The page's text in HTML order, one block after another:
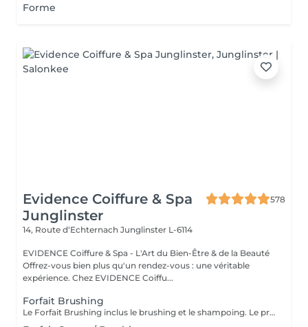
Forme
Evidence Coiffure & Spa
Junglinster
578
14, Route d‘Echternach Junglinster L-6114
EVIDENCE Coiffure & Spa - L'Art du Bien-Être & de la Beauté
Offrez-vous bien plus qu'un rendez-vous : une véritable
expérience. Chez EVIDENCE Coiffu...
Forfait Brushing
Le Forfait Brushing inclus le brushing et le shampoing. Le prix pourra varier en fonction de la longueur des cheveux. Pour tout renseignement complémentaire, n'hésitez pas à nous appeler.